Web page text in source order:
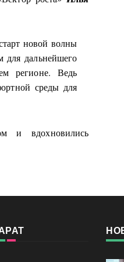
новой волны
для дальнейшего
регионе. Ведь
среды для
и вдохновились